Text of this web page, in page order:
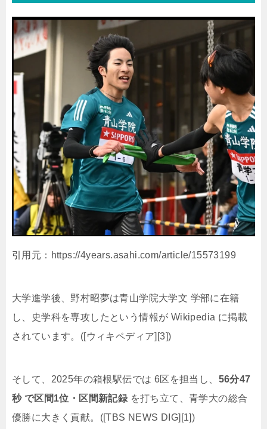
引用元：https://4years.asahi.com/article/15573199
大学進学後、野村昭夢は青山学院大学文 学部に在籍
し、史学科を専攻したという情報が Wikipedia に掲載
されています。([ウィキペディア][3])
そして、2025年の箱根駅伝では 6区を担当し、 56分47
秒 で区間1位・区間新記録 を打ち立て、青学大の総合
優勝に大きく貢献。([TBS NEWS DIG][1])